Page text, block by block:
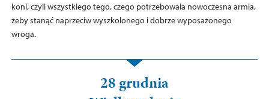
koni, czyli wszystkiego tego, czego potrzebowała nowoczesna armia,
żeby stanąć naprzeciw wyszkolonego i dobrze wyposażonego
wroga.
28 grudnia